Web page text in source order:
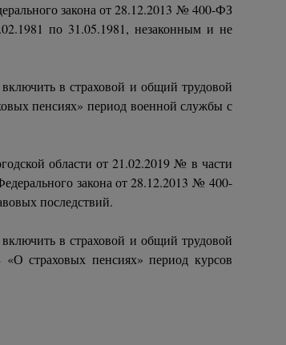
закона от 28.12.2013 № 400-ФЗ
по 31.05.1981, незаконным и не
в страховой и общий трудовой
пенсиях» период военной службы с
области от 21.02.2019 № в части
закона от 28.12.2013 № 400-
последствий.
в страховой и общий трудовой
страховых пенсиях» период курсов